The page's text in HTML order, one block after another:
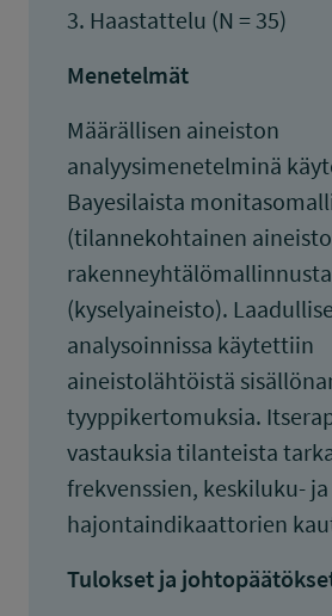
3. Haastattelu (N = 35)
Menetelmät
Määrällisen aineiston
analyysimenetelminä
Bayesilaista
(tilannekohtainen
rakenneyhtälömallinnusta
(kyselyaineisto).
analysoinnissa käytettiin
aineistolähtöistä
tyyppikertomuksia.
vastauksia tilanteista
frekvenssien, keskiluku- ja
hajontaindikaattorien
Tulokset ja